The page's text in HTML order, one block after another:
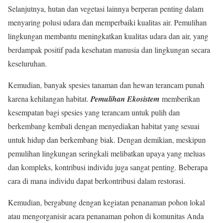
Selanjutnya, hutan dan vegetasi lainnya berperan penting dalam
menyaring polusi udara dan memperbaiki kualitas air. Pemulihan
lingkungan membantu meningkatkan kualitas udara dan air, yang
berdampak positif pada kesehatan manusia dan lingkungan secara
keseluruhan.
Kemudian, banyak spesies tanaman dan hewan terancam punah
karena kehilangan habitat. Pemulihan Ekosistem memberikan
kesempatan bagi spesies yang terancam untuk pulih dan
berkembang kembali dengan menyediakan habitat yang sesuai
untuk hidup dan berkembang biak. Dengan demikian, meskipun
pemulihan lingkungan seringkali melibatkan upaya yang meluas
dan kompleks, kontribusi individu juga sangat penting. Beberapa
cara di mana individu dapat berkontribusi dalam restorasi.
Kemudian, bergabung dengan kegiatan penanaman pohon lokal
atau mengorganisir acara penanaman pohon di komunitas Anda